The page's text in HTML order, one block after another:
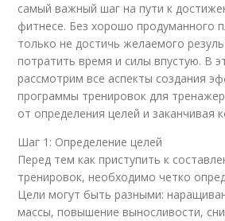
самый важный шаг на пути к
фитнесе. Без хорошо продуманного
только не достичь желаемого
потратить время и силы впустую. В
рассмотрим все аспекты создания
программы тренировок для
от определения целей и заканчивая
Шаг 1: Определение целей
Перед тем как приступить к
тренировок, необходимо четко
Цели могут быть разными:
массы, повышение выносливости,